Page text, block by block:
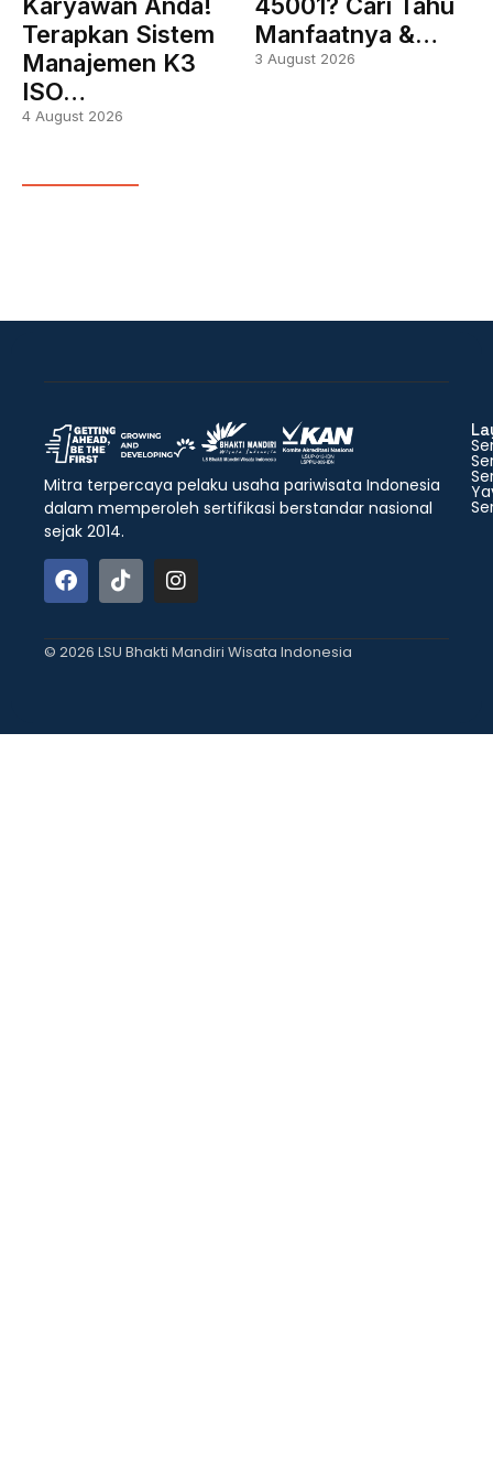
Terapkan Sistem
Manajemen K3
ISO…
4 August 2026
Manfaatnya &…
3 August 2026
Mitra terpercaya pelaku usaha pariwisata Indonesia
dalam memperoleh sertifikasi berstandar nasional
sejak 2014.
© 2026 LSU Bhakti Mandiri Wisata Indonesia